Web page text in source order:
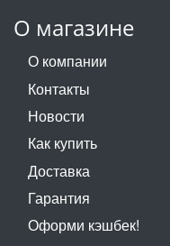
О магазине
О компании
Контакты
Новости
Как купить
Доставка
Гарантия
Оформи кэшбек!